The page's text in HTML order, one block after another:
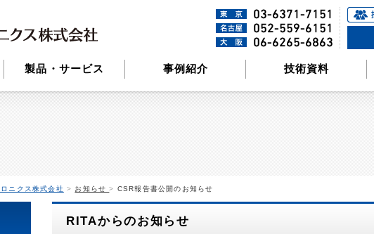
製品・サービス 事例紹介 技術資料
ニクス株式会社 > お知らせ> CSR報告書公開のお知らせ
RITAからのお知らせ